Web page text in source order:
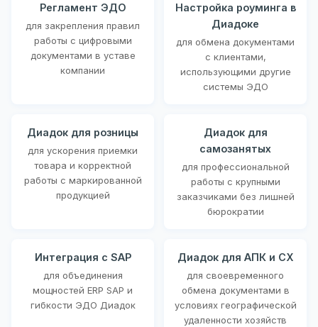
Регламент ЭДО
для закрепления правил
работы с цифровыми
документами в уставе
компании
Настройка роуминга в
Диадоке
для обмена документами
с клиентами,
использующими другие
системы ЭДО
Диадок для розницы
для ускорения приемки
товара и корректной
работы с маркированной
продукцией
Диадок для
самозанятых
для профессиональной
работы с крупными
заказчиками без лишней
бюрократии
Интеграция с SAP
для объединения
мощностей ERP SAP и
гибкости ЭДО Диадок
Диадок для АПК и СХ
для своевременного
обмена документами в
условиях географической
удаленности хозяйств